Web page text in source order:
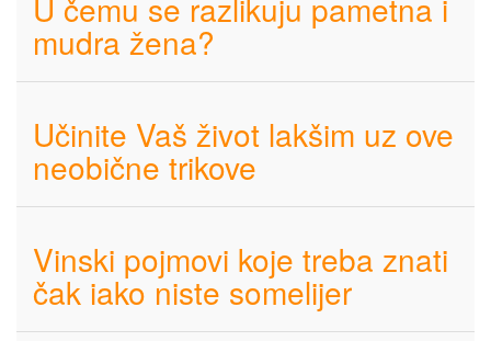
U čemu se razlikuju pametna i
mudra žena?
Učinite Vaš život lakšim uz ove
neobične trikove
Vinski pojmovi koje treba znati
čak iako niste somelijer